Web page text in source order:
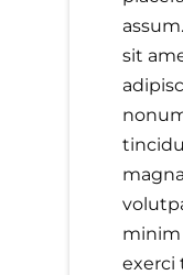
sit
minim
exerci